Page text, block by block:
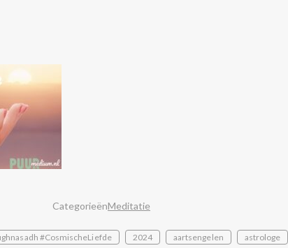
CategorieënMeditatie
#CosmischeLiefde 2024 aartsengelen astrologe